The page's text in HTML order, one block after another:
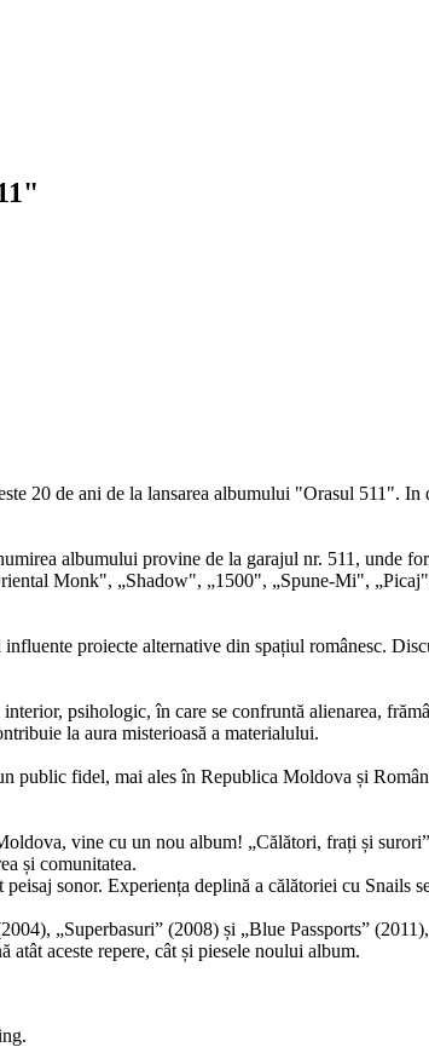
20 de ani de la lansarea albumului "Orasul 511".
albumului provine de la garajul nr. 511, unde
Monk", „Shadow", „1500", „Spune-Mi",
proiecte alternative din spațiul românesc.
psihologic, în care se confruntă alienarea,
la aura misterioasă a materialului.
public fidel, mai ales în Republica Moldova și
vine cu un nou album! „Călători, frați și
și comunitatea.
sonor. Experiența deplină a călătoriei cu
„Superbasuri” (2008) și „Blue Passports”
aceste repere, cât și piesele noului album.